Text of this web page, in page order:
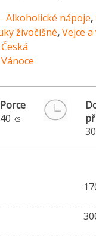
Alkoholické nápoje,
živočišné,Vejce
Česká
Vánoce
Porce
40 ks
30